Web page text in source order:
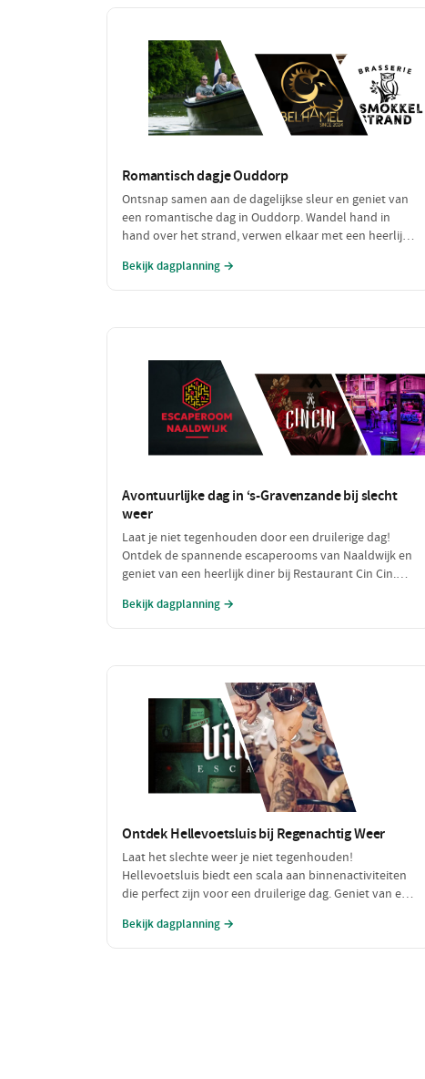
Romantisch dagje Ouddorp
Ontsnap samen aan de dagelijkse sleur en geniet van
een romantische dag in Ouddorp. Wandel hand in
hand over het strand, verwen elkaar met een heerlijke
voor een intiem samenzijn!
Bekijk dagplanning →
Avontuurlijke dag in ‘s-Gravenzande bij slecht
weer
Laat je niet tegenhouden door een druilerige dag!
Ontdek de spannende escaperooms van Naaldwijk en
geniet van een heerlijk diner bij Restaurant Cin Cin.
belevenissen, perfect voor een regenachtige dag.
Bekijk dagplanning →
Ontdek Hellevoetsluis bij Regenachtig Weer
Laat het slechte weer je niet tegenhouden!
Hellevoetsluis biedt een scala aan binnenactiviteiten
die perfect zijn voor een druilerige dag. Geniet van een
room en sluit de dag af met een heerlijk diner. Ideaal
Bekijk dagplanning →